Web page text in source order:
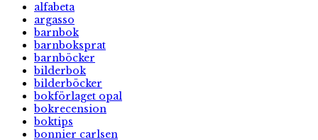
alfabeta
argasso
barnbok
barnboksprat
barnböcker
bilderbok
bilderböcker
bokförlaget opal
bokrecension
boktips
bonnier carlsen